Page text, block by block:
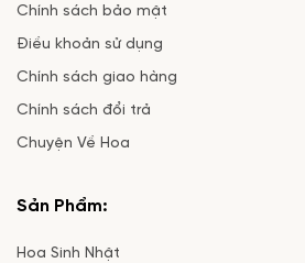
Chính sách bảo mật
Điều khoản sử dụng
Chính sách giao hàng
Chính sách đổi trả
Chuyện Về Hoa
Sản Phẩm:
Hoa Sinh Nhật